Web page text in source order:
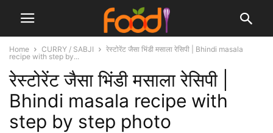
Home CURRY / SABJI
रेस्टोरेंट जैसा भिंडी मसाला रेसिपी | Bhindi masala
recipe with step by...
रेस्टोरेंट जैसा भिंडी मसाला रेसिपी |
Bhindi masala recipe with
step by step photo